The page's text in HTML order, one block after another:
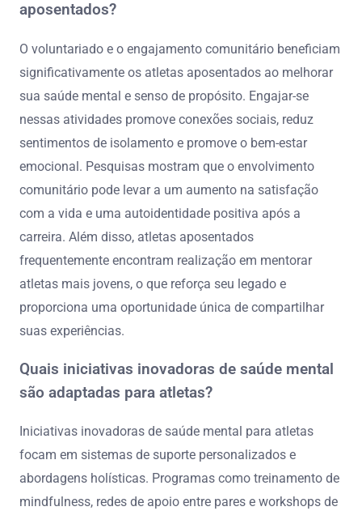
aposentados?
O voluntariado e o engajamento comunitário beneficiam
significativamente os atletas aposentados ao melhorar
sua saúde mental e senso de propósito. Engajar-se
nessas atividades promove conexões sociais, reduz
sentimentos de isolamento e promove o bem-estar
emocional. Pesquisas mostram que o envolvimento
comunitário pode levar a um aumento na satisfação
com a vida e uma autoidentidade positiva após a
carreira. Além disso, atletas aposentados
frequentemente encontram realização em mentorar
atletas mais jovens, o que reforça seu legado e
proporciona uma oportunidade única de compartilhar
suas experiências.
Quais iniciativas inovadoras de saúde mental
são adaptadas para atletas?
Iniciativas inovadoras de saúde mental para atletas
focam em sistemas de suporte personalizados e
abordagens holísticas. Programas como treinamento de
mindfulness, redes de apoio entre pares e workshops de